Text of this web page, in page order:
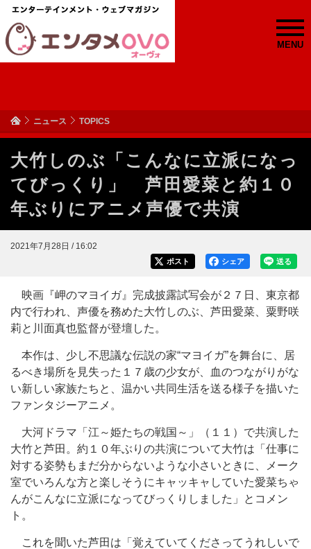
MENU
ニュース TOPICS
大竹しのぶ「こんなに立派になっ
てびっくり」 芦田愛菜と約１０
年ぶりにアニメ声優で共演
2021年7月28日 / 16:02
送る
シェア
ポスト
映画『岬のマヨイガ』完成披露試写会が２７日、東京都
内で行われ、声優を務めた大竹しのぶ、芦田愛菜、粟野咲
莉と川面真也監督が登壇した。
本作は、少し不思議な伝説の家“マヨイガ”を舞台に、居
るべき場所を見失った１７歳の少女が、血のつながりがな
い新しい家族たちと、温かい共同生活を送る様子を描いた
ファンタジーアニメ。
大河ドラマ「江～姫たちの戦国～」（１１）で共演した
大竹と芦田。約１０年ぶりの共演について大竹は「仕事に
対する姿勢もまだ分からないような小さいときに、メーク
室でいろんな方と楽しそうにキャッキャしていた愛菜ちゃ
んがこんなに立派になってびっくりしました」とコメン
ト。
これを聞いた芦田は「覚えていてくださってうれしいで